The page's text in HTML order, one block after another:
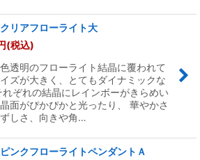
リアフローライト大
(税込)
透明のフローライト結晶に覆われて
ズが大きく、とてもダイナミックな
ぞれの結晶にレインボーがきらめい
面がぴかぴかと光ったり、 華やかさ
しさ、向きや角…
ンクフローライトペンダントＡ